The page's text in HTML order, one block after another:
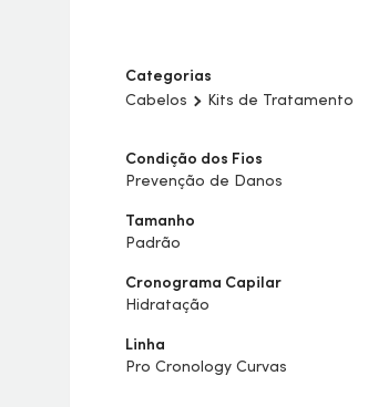
Categorias
Cabelos
Kits de Tratamento
Condição dos Fios
Prevenção de Danos
Tamanho
Padrão
Cronograma Capilar
Hidratação
Linha
Pro Cronology Curvas